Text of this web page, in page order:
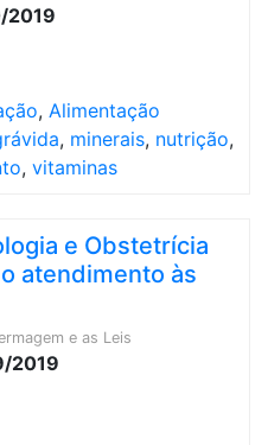
2019
, Alimentação
, minerais, nutrição,
, vitaminas
e Obstetrícia
atendimento às
e as Leis
2019